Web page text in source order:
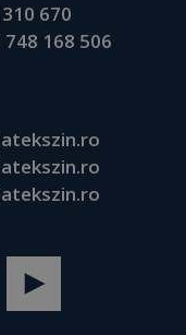
670
748 168 506